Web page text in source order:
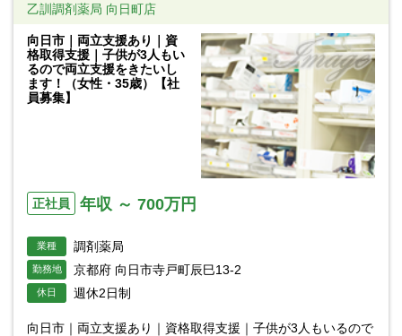
乙訓調剤薬局 向日町店
向日市｜両立支援あり｜資
格取得支援｜子供が3人もい
るので両立支援をきたいし
ます！（女性・35歳）【社
員募集】
正社員 年収 ～ 700万円
業種 調剤薬局
勤務地 京都府 向日市寺戸町辰巳13-2
休日 週休2日制
向日市｜両立支援あり｜資格取得支援｜子供が3人もいるので